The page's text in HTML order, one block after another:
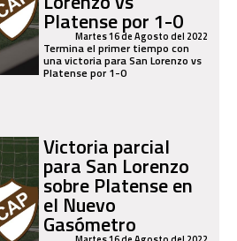
Platense por 1-0
Martes 16 de Agosto del 2022
Termina el primer tiempo con
una victoria para San Lorenzo vs
Platense por 1-0
Victoria parcial
para San Lorenzo
sobre Platense en
el Nuevo
Gasómetro